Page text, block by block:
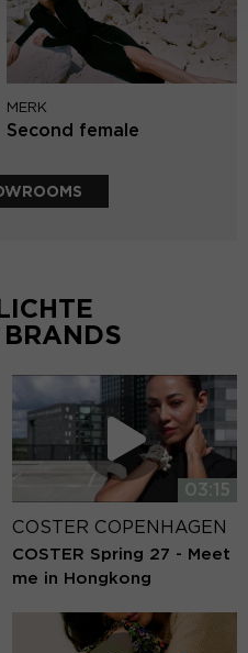
MERK
Second female
03:15
COSTER COPENHAGEN
COSTER Spring 27 - Meet
me in Hongkong